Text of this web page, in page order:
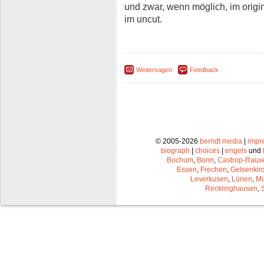
und zwar, wenn möglich, im
im uncut.
Weitersagen Feedback
© 2005-2026 berndt media|
biograph | choices | engels und
Bochum, Bonn, Castrop-
Essen, Frechen,
Leverkusen, Lünen,
Recklinghausen,